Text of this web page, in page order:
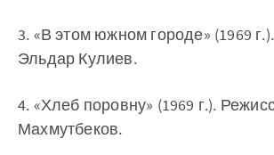
3. «В этом южном городе» (1969
Эльдар Кулиев.
4. «Хлеб поровну» (1969 г.).
Махмутбеков.